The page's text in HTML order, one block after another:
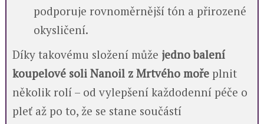
podporuje rovnoměrnější tón a přirozené
okysličení.
Díky takovému složení může jedno balení
koupelové soli Nanoil z Mrtvého mořeplnit
několik rolí – od vylepšení každodenní péče o
pleť až po to, že se stane součástí